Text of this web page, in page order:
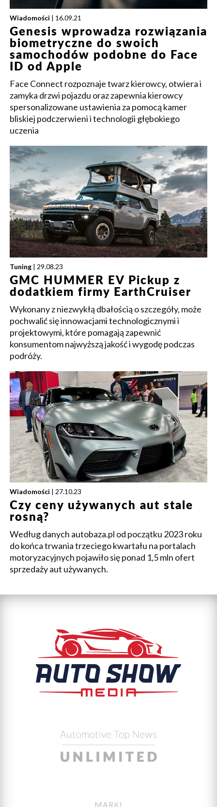
Wiadomości | 16.09.21
Genesis wprowadza rozwiązania
biometryczne do swoich
samochodów podobne do Face
ID od Apple
Face Connect rozpoznaje twarz kierowcy, otwiera i
zamyka drzwi pojazdu oraz zapewnia kierowcy
spersonalizowane ustawienia za pomocą kamer
bliskiej podczerwieni i technologii głębokiego
uczenia
Tuning | 29.08.23
GMC HUMMER EV Pickup z
dodatkiem firmy EarthCruiser
Wykonany z niezwykłą dbałością o szczegóły, może
pochwalić się innowacjami technologicznymi i
projektowymi, które pomagają zapewnić
konsumentom najwyższą jakość i wygodę podczas
podróży.
Wiadomości | 27.10.23
Czy ceny używanych aut stale
rosną?
Według danych autobaza.pl od początku 2023 roku
do końca trwania trzeciego kwartału na portalach
motoryzacyjnych pojawiło się ponad 1,5 mln ofert
sprzedaży aut używanych.
MARKI